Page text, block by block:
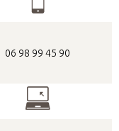
06 98 99 45 90